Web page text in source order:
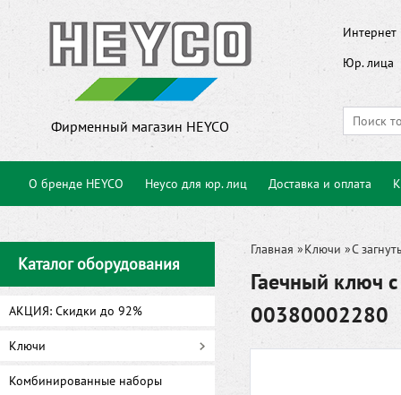
Фирменный магазин HEYCO
Интернет
Юр. лица
О бренде HEYCO Heyco для юр. лиц Доставка и оплата
Каталог оборудования
АКЦИЯ: Скидки до 92%
Ключи
Комбинированные наборы
Главная »Ключи »C
Гаечный ключ
00380002280